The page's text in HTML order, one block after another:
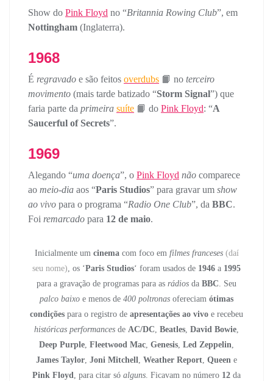
Show do Pink Floyd no “Britannia Rowing Club”, em
Nottingham (Inglaterra).
1968
É regravado e são feitos overdubs 📙 no terceiro
movimento (mais tarde batizado “Storm Signal”) que
faria parte da primeira suíte 📙 do Pink Floyd: “A
Saucerful of Secrets”.
1969
Alegando “uma doença”, o Pink Floyd não comparece
ao meio-dia aos “Paris Studios” para gravar um show
ao vivo para o programa “Radio One Club”, da BBC.
Foi remarcado para 12 de maio.
Inicialmente um cinemacom foco em filmes franceses (daí
seu nome), os ‘Paris Studios‘ foram usados de 1946 a 1995
para a gravação de programas para as rádios da BBC. Seu
palco baixo e menos de 400 poltronas ofereciam ótimas
condições para o registro de apresentações ao vivo e recebeu
históricas performances de AC/DC, Beatles, David Bowie,
Deep Purple, Fleetwood Mac, Genesis, Led Zeppelin,
James Taylor, Joni Mitchell, Weather Report, Queen e
Pink Floyd, para citar só alguns. Ficavam no número 12 da